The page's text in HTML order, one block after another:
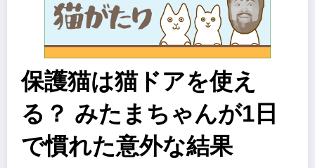
保護猫は猫ドアを使え
る？ みたまちゃんが1日
で慣れた意外な結果